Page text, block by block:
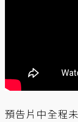
預告片中全程